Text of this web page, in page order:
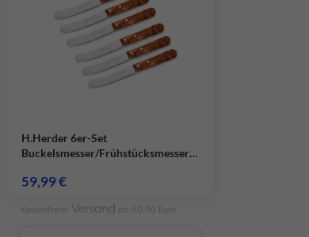
H.Herder 6er-Set
Buckelsmesser/Frühstücksmesser
59,99€
Kostenfreier Versand ab 50,00 Euro